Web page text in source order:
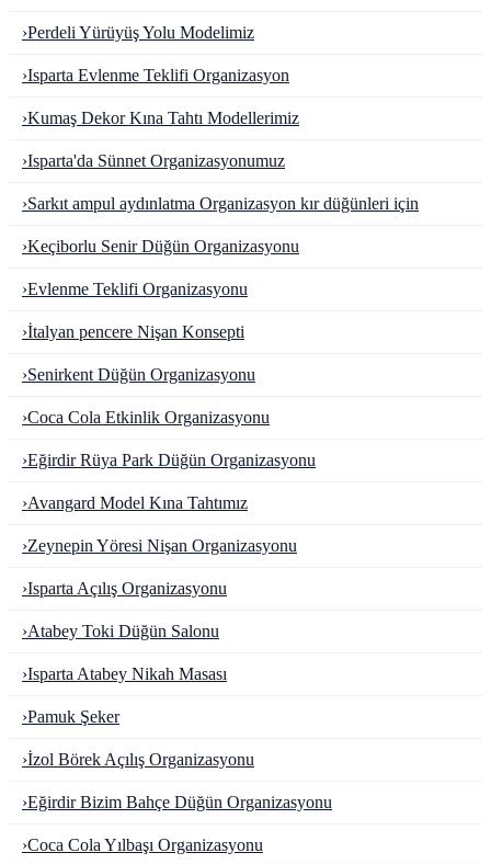
›Perdeli Yürüyüş Yolu Modelimiz
›Isparta Evlenme Teklifi Organizasyon
›Kumaş Dekor Kına Tahtı Modellerimiz
›Isparta'da Sünnet Organizasyonumuz
›Sarkıt ampul aydınlatma Organizasyon kır düğünleri için
›Keçiborlu Senir Düğün Organizasyonu
›Evlenme Teklifi Organizasyonu
›İtalyan pencere Nişan Konsepti
›Senirkent Düğün Organizasyonu
›Coca Cola Etkinlik Organizasyonu
›Eğirdir Rüya Park Düğün Organizasyonu
›Avangard Model Kına Tahtımız
›Zeynepin Yöresi Nişan Organizasyonu
›Isparta Açılış Organizasyonu
›Atabey Toki Düğün Salonu
›Isparta Atabey Nikah Masası
›Pamuk Şeker
›İzol Börek Açılış Organizasyonu
›Eğirdir Bizim Bahçe Düğün Organizasyonu
›Coca Cola Yılbaşı Organizasyonu